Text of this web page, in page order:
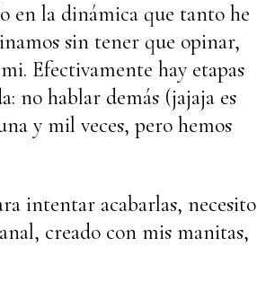
en la dinámica que tanto he
sin tener que opinar,
Efectivamente hay etapas
no hablar demás (jajaja es
y mil veces, pero hemos
intentar acabarlas, necesito
creado con mis manitas,